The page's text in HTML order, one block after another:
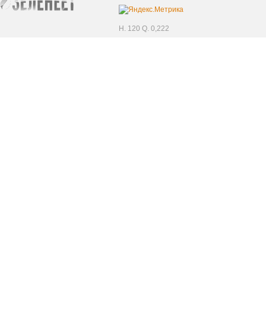
H. 120 Q. 0,222